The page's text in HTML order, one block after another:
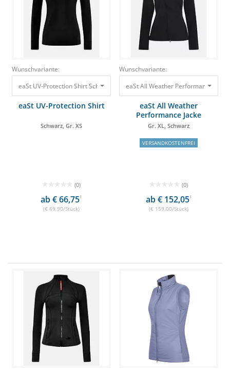
Wunschvariante:
eaSt UV-Protection Shirt Schwarz, Gr. XS 69,90 €
eaSt UV-Protection Shirt
Schwarz, Gr. XS
(0)
ab € 66,751
(€ 69,90/Stück)
Wunschvariante:
eaSt All Weather Performance
eaSt All Weather
Performance Jacke
Gr. XL, Schwarz
VERSANDKOSTENFREI
(0)
ab € 152,051
(€ 159,00/Stück)